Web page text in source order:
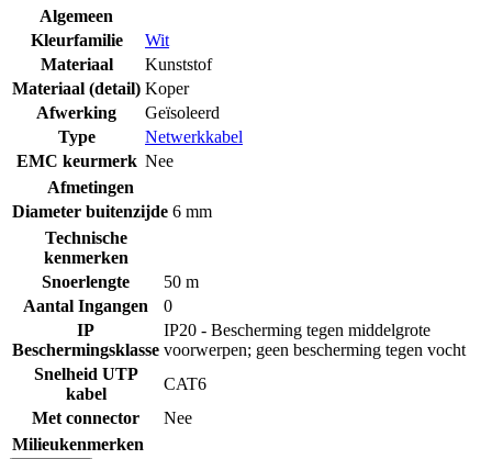
Algemeen
Kleurfamilie
Wit
Materiaal
Kunststof
Materiaal (detail) Koper
Afwerking
Geïsoleerd
Type
Netwerkkabel
EMC keurmerk Nee
Afmetingen
Diameter buitenzijde 6 mm
Technische
kenmerken
Snoerlengte
50 m
Aantal Ingangen
0
IP
Beschermingsklasse
IP20 - Bescherming tegen middelgrote
voorwerpen; geen bescherming tegen vocht
Snelheid UTP
kabel
CAT6
Met connector
Nee
Milieukenmerken